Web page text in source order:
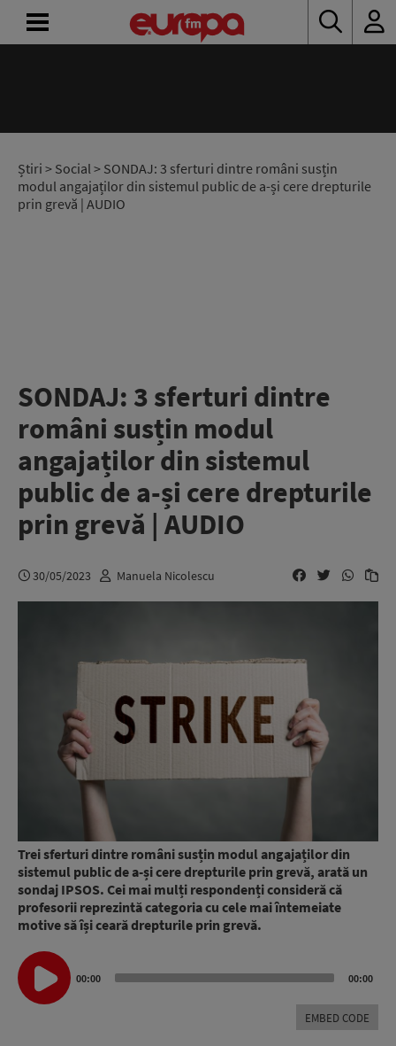
Știri > Social> SONDAJ: 3 sferturi dintre români susțin
modul angajaților din sistemul public de a-și cere drepturile
prin grevă | AUDIO
SONDAJ: 3 sferturi dintre
români susțin modul
angajaților din sistemul
public de a-și cere drepturile
prin grevă | AUDIO
30/05/2023 Manuela Nicolescu
Trei sferturi dintre români susțin modul angajaților din
sistemul public de a-și cere drepturile prin grevă, arată un
sondaj IPSOS. Cei mai mulți respondenți consideră că
profesorii reprezintă categoria cu cele mai întemeiate
motive să își ceară drepturile prin grevă.
Audio
Player
00:00 00:00
EMBED CODE
RADIO
CONCURSURI